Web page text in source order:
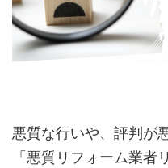
悪質な行いや、評判が
「悪質リフォーム業